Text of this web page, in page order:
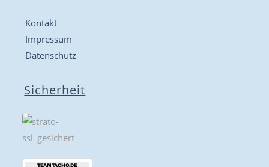
Kontakt
Impressum
Datenschutz
Sicherheit